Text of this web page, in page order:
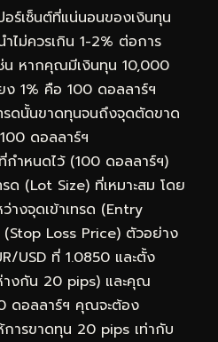
ร์เซ็นต์ที่แน่นอนของเงินทุน
ไม่ควรเกิน 1-2% ต่อการ
น หากคุณมีเงินทุน 10,000
ง 1% คือ 100 ดอลลาร์ฯ
รดนั้นขาดทุนจนถึงจุดตัดขาด
ดอลลาร์ฯ
กำหนดไว้ (100 ดอลลาร์ฯ)
ด (Lot Size) ที่เหมาะสม โดย
างจุดเข้าเทรด (Entry
Loss Price) ตัวอย่าง
USD ที่ 1.0850 และตั้ง
างกัน 20 pips) และคุณ
ดอลลาร์ฯ คุณจะต้อง
ารขาดทุน 20 pips เท่ากับ